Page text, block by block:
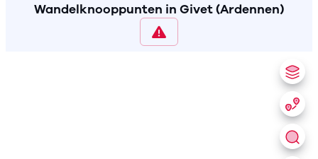
Wandelknooppunten in Givet (Ardennen)